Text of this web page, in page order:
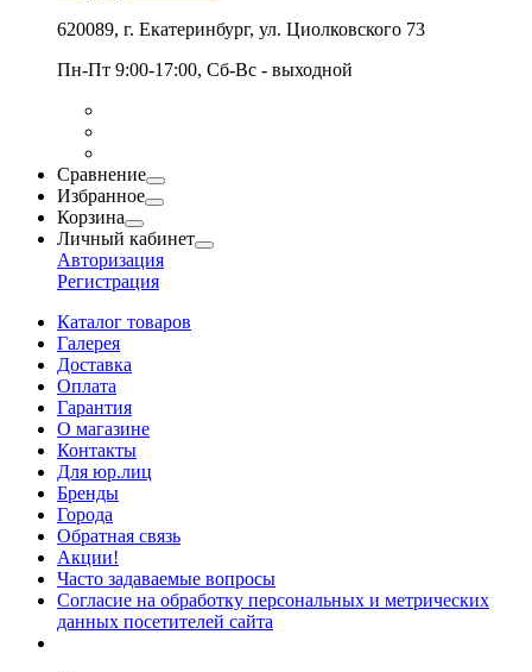
620089, г. Екатеринбург, ул. Циолковского 73
Пн-Пт 9:00-17:00, Сб-Вс - выходной
Сравнение
Избранное
Корзина
Личный кабинет
Авторизация
Регистрация
Каталог товаров
Галерея
Доставка
Оплата
Гарантия
О магазине
Контакты
Для юр.лиц
Бренды
Города
Обратная связь
Акции!
Часто задаваемые вопросы
Согласие на обработку персональных и метрических
данных посетителей сайта